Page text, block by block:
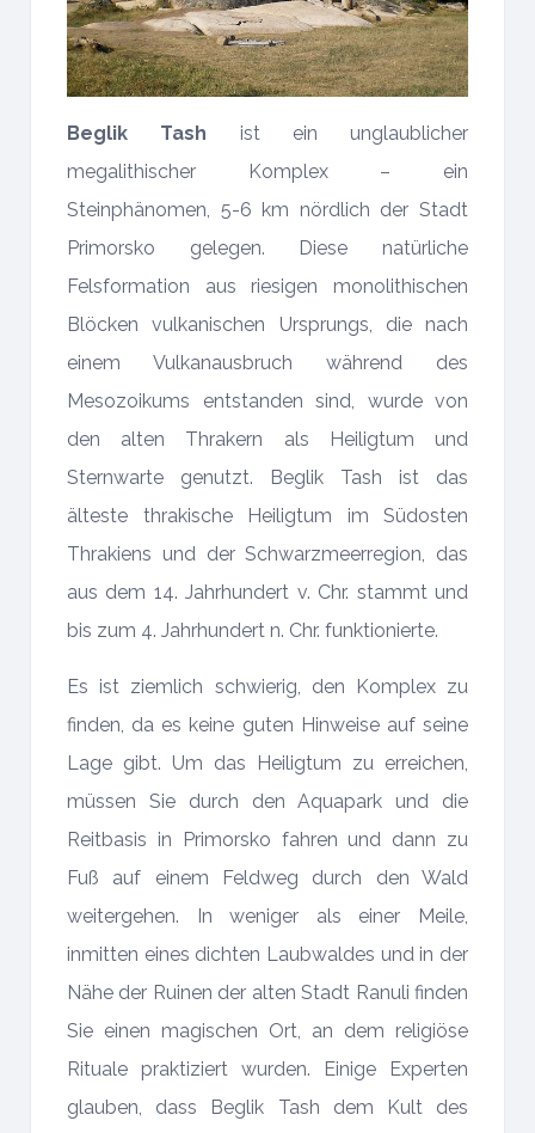
Beglik Tash ist ein unglaublicher
megalithischer Komplex – ein
Steinphänomen, 5-6 km nördlich der Stadt
Primorsko gelegen. Diese natürliche
Felsformation aus riesigen monolithischen
Blöcken vulkanischen Ursprungs, die nach
einem Vulkanausbruch während des
Mesozoikums entstanden sind, wurde von
den alten Thrakern als Heiligtum und
Sternwarte genutzt. Beglik Tash ist das
älteste thrakische Heiligtum im Südosten
Thrakiens und der Schwarzmeerregion, das
aus dem 14. Jahrhundert v. Chr. stammt und
bis zum 4. Jahrhundert n. Chr. funktionierte.
Es ist ziemlich schwierig, den Komplex zu
finden, da es keine guten Hinweise auf seine
Lage gibt. Um das Heiligtum zu erreichen,
müssen Sie durch den Aquapark und die
Reitbasis in Primorsko fahren und dann zu
Fuß auf einem Feldweg durch den Wald
weitergehen. In weniger als einer Meile,
inmitten eines dichten Laubwaldes und in der
Nähe der Ruinen der alten Stadt Ranuli finden
Sie einen magischen Ort, an dem religiöse
Rituale praktiziert wurden. Einige Experten
glauben, dass Beglik Tash dem Kult des